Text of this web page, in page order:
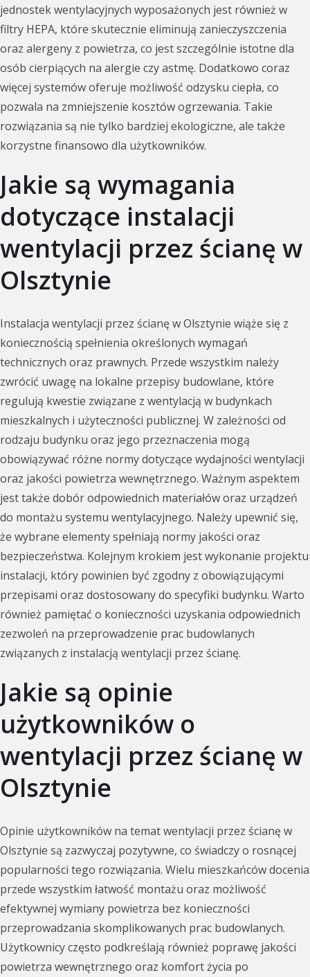
jednostek wentylacyjnych wyposażonych jest również w
filtry HEPA, które skutecznie eliminują zanieczyszczenia
oraz alergeny z powietrza, co jest szczególnie istotne dla
osób cierpiących na alergie czy astmę. Dodatkowo coraz
więcej systemów oferuje możliwość odzysku ciepła, co
pozwala na zmniejszenie kosztów ogrzewania. Takie
rozwiązania są nie tylko bardziej ekologiczne, ale także
korzystne finansowo dla użytkowników.
Jakie są wymagania
dotyczące instalacji
wentylacji przez ścianę w
Olsztynie
Instalacja wentylacji przez ścianę w Olsztynie wiąże się z
koniecznością spełnienia określonych wymagań
technicznych oraz prawnych. Przede wszystkim należy
zwrócić uwagę na lokalne przepisy budowlane, które
regulują kwestie związane z wentylacją w budynkach
mieszkalnych i użyteczności publicznej. W zależności od
rodzaju budynku oraz jego przeznaczenia mogą
obowiązywać różne normy dotyczące wydajności wentylacji
oraz jakości powietrza wewnętrznego. Ważnym aspektem
jest także dobór odpowiednich materiałów oraz urządzeń
do montażu systemu wentylacyjnego. Należy upewnić się,
że wybrane elementy spełniają normy jakości oraz
bezpieczeństwa. Kolejnym krokiem jest wykonanie projektu
instalacji, który powinien być zgodny z obowiązującymi
przepisami oraz dostosowany do specyfiki budynku. Warto
również pamiętać o konieczności uzyskania odpowiednich
zezwoleń na przeprowadzenie prac budowlanych
związanych z instalacją wentylacji przez ścianę.
Jakie są opinie
użytkowników o
wentylacji przez ścianę w
Olsztynie
Opinie użytkowników na temat wentylacji przez ścianę w
Olsztynie są zazwyczaj pozytywne, co świadczy o rosnącej
popularności tego rozwiązania. Wielu mieszkańców docenia
przede wszystkim łatwość montażu oraz możliwość
efektywnej wymiany powietrza bez konieczności
przeprowadzania skomplikowanych prac budowlanych.
Użytkownicy często podkreślają również poprawę jakości
powietrza wewnętrznego oraz komfort życia po